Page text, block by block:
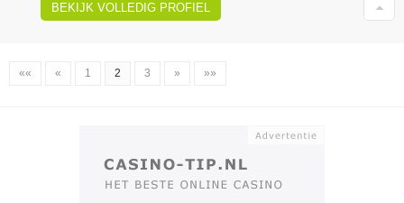
BEKIJK VOLLEDIG PROFIEL
«« « 1 2 3 » »»